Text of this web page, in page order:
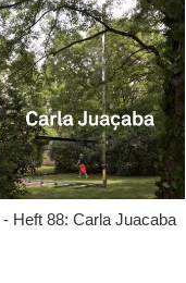
- Heft 88: Carla Juacaba